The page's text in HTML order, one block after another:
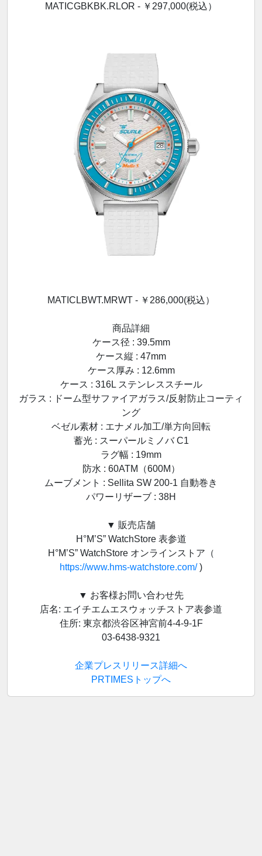
MATICGBKBK.RLOR - ￥297,000(税込）
MATICLBWT.MRWT - ￥286,000(税込）
商品詳細
ケース径 : 39.5mm
ケース縦 : 47mm
ケース厚み : 12.6mm
ケース : 316L ステンレススチール
ガラス : ドーム型サファイアガラス/反射防止コーティ
ング
ベゼル素材 : エナメル加工/単方向回転
蓄光 : スーパールミノバ C1
ラグ幅 : 19mm
防水 : 60ATM（600M）
ムーブメント : Sellita SW 200-1 自動巻き
パワーリザーブ : 38H
▼ 販売店舗
H°M’S” WatchStore 表参道
H°M’S” WatchStore オンラインストア（
https://www.hms-watchstore.com/)
▼ お客様お問い合わせ先
店名: エイチエムエスウォッチストア表参道
住所: 東京都渋谷区神宮前4-4-9-1F
03-6438-9321
企業プレスリリース詳細へ
PRTIMESトップへ